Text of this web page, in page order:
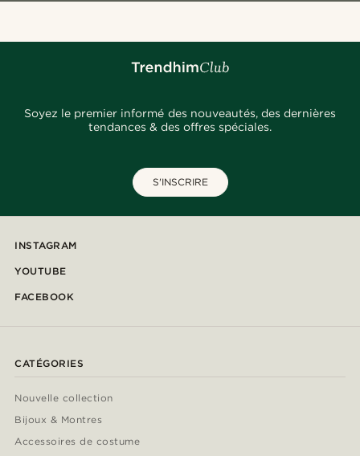
Soyez le premier informé des nouveautés, des dernières
tendances & des offres spéciales.
S'INSCRIRE
INSTAGRAM
YOUTUBE
FACEBOOK
CATÉGORIES
Nouvelle collection
Bijoux & Montres
Accessoires de costume